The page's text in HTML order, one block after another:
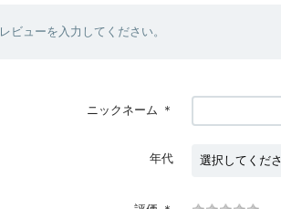
レビューを入力してください。
ニックネーム ＊
年代